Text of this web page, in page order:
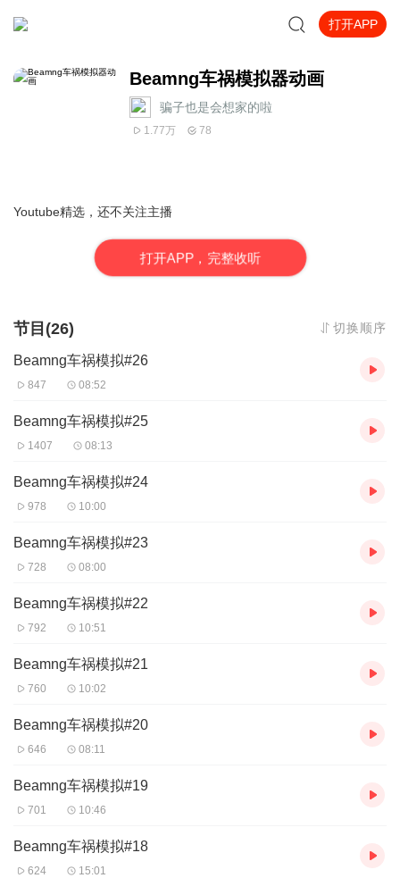
打开APP
Beamng车祸模拟器动画
骗子也是会想家的啦_
1.77万 78
Youtube精选，还不关注主播
打开APP，完整收听
节目(26) 切换顺序
Beamng车祸模拟#26
847 08:52
Beamng车祸模拟#25
1407 08:13
Beamng车祸模拟#24
978 10:00
Beamng车祸模拟#23
728 08:00
Beamng车祸模拟#22
792 10:51
Beamng车祸模拟#21
760 10:02
Beamng车祸模拟#20
646 08:11
Beamng车祸模拟#19
701 10:46
Beamng车祸模拟#18
624 15:01